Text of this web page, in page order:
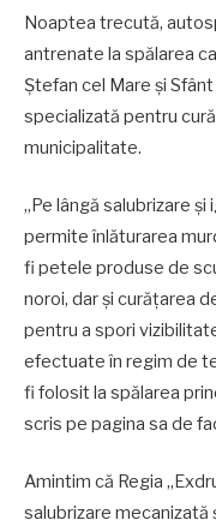
Noaptea trecută,
antrenate la spălarea
Ștefan cel Mare și
specializată pentru
municipalitate.
,,Pe lângă salubrizare
permite înlăturarea
fi petele produse de
noroi, dar și curățarea
pentru a spori
efectuate în regim de
fi folosit la spălarea
scris pe pagina sa de
Amintim că Regia
salubrizare mecanizată